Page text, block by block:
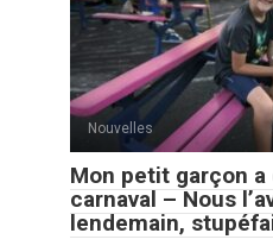
Nouvelles
Mon petit garçon a
carnaval – Nous
lendemain,